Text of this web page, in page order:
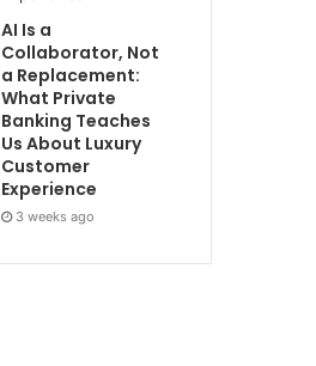
AI Is a
Collaborator, Not
a Replacement:
What Private
Banking Teaches
Us About Luxury
Customer
Experience
3 weeks ago